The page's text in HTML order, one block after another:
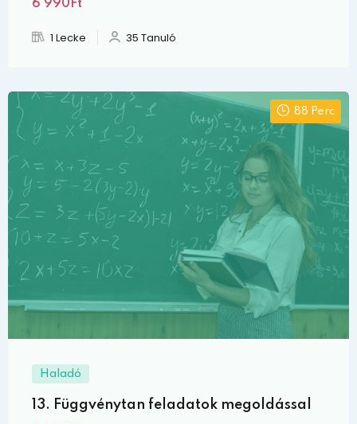
6 990Ft
1 Lecke 35 Tanuló
88 Perc
Haladó
13. Függvénytan feladatok megoldással